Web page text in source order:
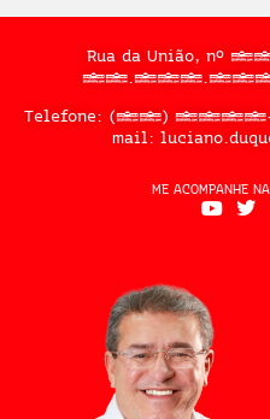
Rua da União, nº
50.050.909 –
Telefone: (81)
mail:
ME ACOMPANHE